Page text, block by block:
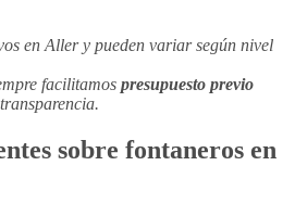
en Aller y pueden variar según nivel
facilitamos presupuesto previo
sobre fontaneros en